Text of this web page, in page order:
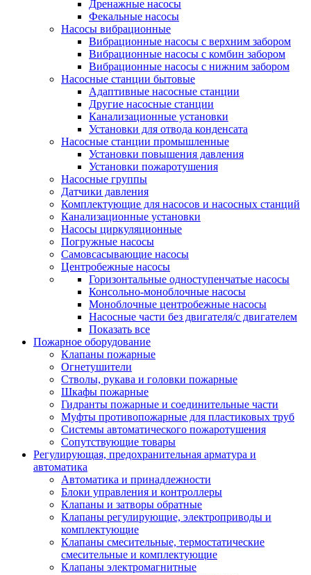
Дренажные насосы
Фекальные насосы
Насосы вибрационные
Вибрационные насосы с верхним забором
Вибрационные насосы с комбин забором
Вибрационные насосы с нижним забором
Насосные станции бытовые
Адаптивные насосные станции
Другие насосные станции
Канализационные установки
Установки для отвода конденсата
Насосные станции промышленные
Установки повышения давления
Установки пожаротушения
Насосные группы
Датчики давления
Комплектующие для насосов и насосных станций
Канализационные установки
Насосы циркуляционные
Погружные насосы
Самовсасывающие насосы
Центробежные насосы
Горизонтальные одноступенчатые насосы
Консольно-моноблочные насосы
Моноблочные центробежные насосы
Насосные части без двигателя/с двигателем
Показать все
Пожарное оборудование
Клапаны пожарные
Огнетушители
Стволы, рукава и головки пожарные
Шкафы пожарные
Гидранты пожарные и соединительные части
Муфты противопожарные для пластиковых труб
Системы автоматического пожаротушения
Сопутствующие товары
Регулирующая, предохранительная арматура и
автоматика
Автоматика и принадлежности
Блоки управления и контроллеры
Клапаны и затворы обратные
Клапаны регулирующие, электроприводы и
комплектующие
Клапаны смесительные, термостатические
смесительные и комплектующие
Клапаны электромагнитные